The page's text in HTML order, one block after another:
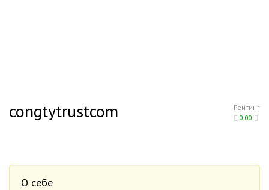
Рейтинг
0.00
congtytrustcom
О себе